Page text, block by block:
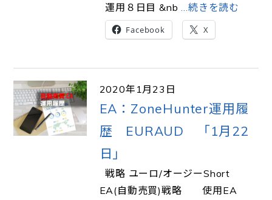
運用８日目 &nb …続きを読む
Facebook X
2020年1月23日
EA：ZoneHunter運用履
歴 EURAUD 「1月22
日」
戦略 ユーロ/オージーShort
EA(自動売買)戦略 使用EA